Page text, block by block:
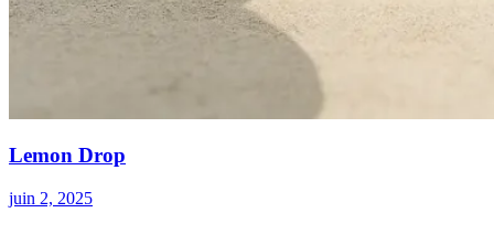
Lemon Drop
juin 2, 2025